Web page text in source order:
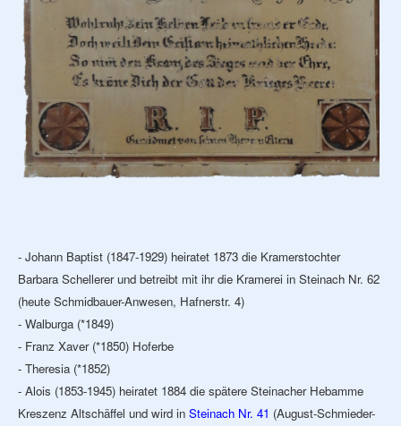
- Johann Baptist (1847-1929) heiratet 1873 die Kramerstochter
Barbara Schellerer und betreibt mit ihr die Kramerei in Steinach Nr. 62
(heute Schmidbauer-Anwesen, Hafnerstr. 4)
- Walburga (*1849)
- Franz Xaver (*1850) Hoferbe
- Theresia (*1852)
- Alois (1853-1945) heiratet 1884 die spätere Steinacher Hebamme
Kreszenz Altschäffel und wird in Steinach Nr. 41 (August-Schmieder-